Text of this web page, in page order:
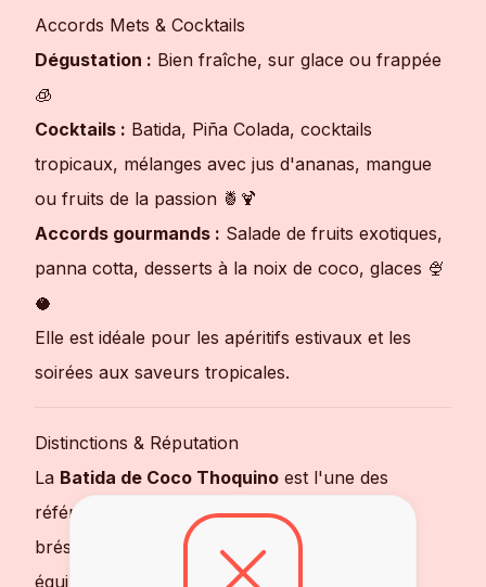
Accords Mets & Cocktails
Dégustation : Bien fraîche, sur glace ou frappée
🧊
Cocktails : Batida, Piña Colada, cocktails
tropicaux, mélanges avec jus d'ananas, mangue
ou fruits de la passion 🍍🍹
Accords gourmands : Salade de fruits exotiques,
panna cotta, desserts à la noix de coco, glaces 🍨
🥥
Elle est idéale pour les apéritifs estivaux et les
soirées aux saveurs tropicales.
Distinctions & Réputation
La Batida de Coco Thoquino est l'une des
références incontournables des batidas
brésiliennes. Appréciée pour son excellent
équilibre entre douceur et fraîcheur, elle est